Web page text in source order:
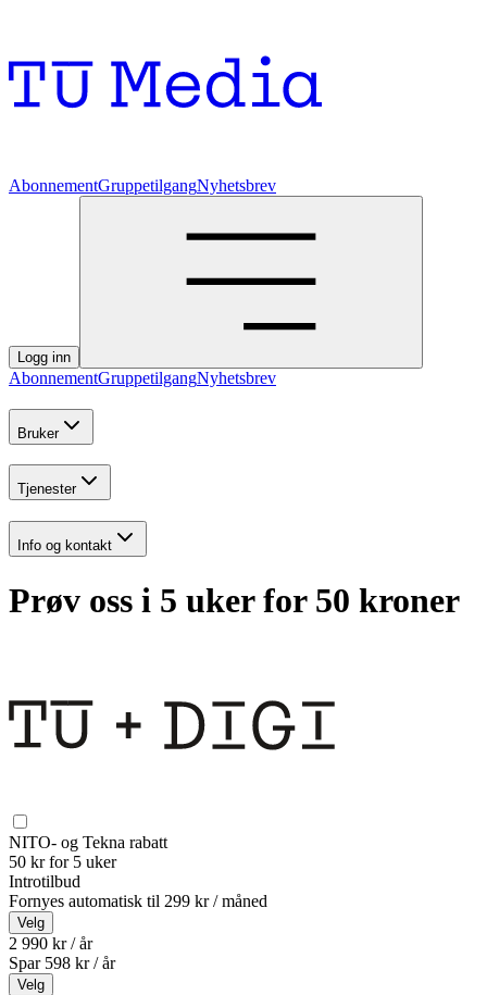
AbonnementGruppetilgangNyhetsbrev
Logg inn
AbonnementGruppetilgangNyhetsbrev
Bruker
Tjenester
Info og kontakt
Prøv oss i 5 uker for 50 kroner
NITO- og Tekna rabatt
50 kr for 5 uker
Introtilbud
Fornyes automatisk til 299 kr / måned
Velg
2 990 kr / år
Spar 598 kr /år
Velg